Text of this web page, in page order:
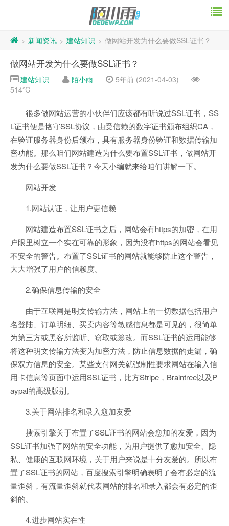
> 新闻资讯 > 建站知识 > 做网站开发为什么要做SSL证书？
做网站开发为什么要做SSL证书？
建站知识 陌小雨
5年前 (2021-04-03)
514℃
很多做网站运营的小伙伴们应该都有听说过SSL证书，SS
L证书便是恪守SSL协议，由受信赖的数字证书颁布组织CA，
在验证服务器身份后颁布，具有服务器身份验证和数据传输加
密功能。那么咱们网站建造为什么要布置SSL证书，做网站开
发为什么要做SSL证书？今天小编就来给咱们讲解一下。
网站开发
1.网站认证，让用户更信赖
网站建造布置SSL证书之后，网站会有https的加密，在用
户眼里树立一个实在可靠的形象，因为没有https的网站会看见
不安全的警告。布置了SSL证书的网站就能够防止这个警告，
大大增强了用户的信赖度。
2.确保信息传输的安全
由于互联网是明文传输方法，网站上的一切数据包括用户
名登陆、订单明细、买卖内容等敏感信息都是可见的，很简单
为第三方或黑客所监听、窃取或篡改。而SSL证书的运用能够
将这种明文传输方法变为加密方法，防止信息数据的走漏，确
保双方信息的安全。某些支付网关就强制性要求网站在输入信
用卡信息等页面中运用SSL证书，比方Stripe，Braintree以及P
aypal的高级版别。
3.关于网站排名和录入愈加友爱
搜索引擎关于布置了SSL证书的网站会愈加的友爱，因为
SSL证书加强了网站的安全功能，为用户提供了愈加安全、隐
私、健康的互联网环境，关于用户来说是十分友爱的。所以布
置了SSL证书的网站，百度搜索引擎明确表明了会有必定的流
量歪斜，有流量歪斜就代表网站的排名和录入都会有必定的歪
斜的。
4.进步网站实在性